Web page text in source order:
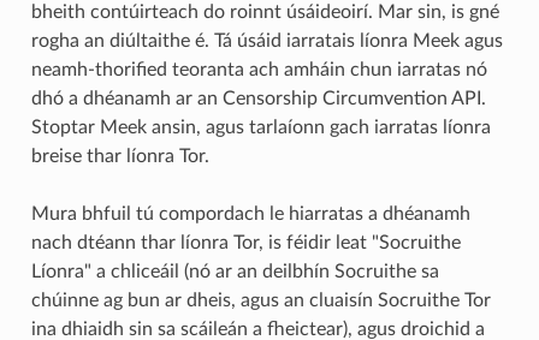
bheith contúirteach do roinnt úsáideoirí. Mar sin, is gné
rogha an diúltaithe é. Tá úsáid iarratais líonra Meek agus
neamh-thorified teoranta ach amháin chun iarratas nó
dhó a dhéanamh ar an Censorship Circumvention API.
Stoptar Meek ansin, agus tarlaíonn gach iarratas líonra
breise thar líonra Tor.
Mura bhfuil tú compordach le hiarratas a dhéanamh
nach dtéann thar líonra Tor, is féidir leat "Socruithe
Líonra" a chliceáil (nó ar an deilbhín Socruithe sa
chúinne ag bun ar dheis, agus an cluaisín Socruithe Tor
ina dhiaidh sin sa scáileán a fheictear), agus droichid a